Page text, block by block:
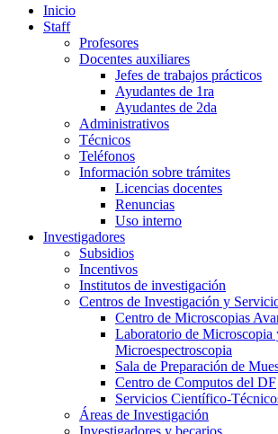
Inicio
Staff
Profesores
Docentes auxiliares
Jefes de trabajos prácticos
Ayudantes de 1ra
Ayudantes de 2da
Administrativos
Técnicos
Teléfonos
Información sobre trámites
Licencias docentes
Renuncias
Uso interno
Investigadores
Subsidios
Incentivos
Institutos de investigación
Centros de Investigación y
Centro de Microscopias
Laboratorio de Microscopia
Microespectroscopia
Sala de Preparación de
Centro de Computos del DF
Servicios Científico-
Áreas de Investigación
Investigadores y becarios